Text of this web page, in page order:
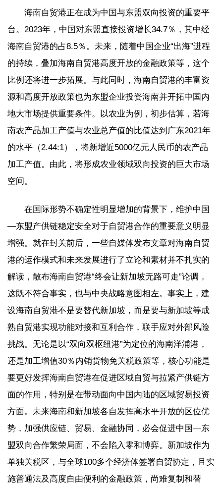
海南自贸港正在成为中国与东盟双向投资的重要平
台。2023年，中国对东盟直接投资增长34.7％，其中经
海南自贸港的占8.5％。未来，随着中国企业“出海”进程
的持续，叠加海南自贸港高度开放的金融政策等，这个
比例还将进一步拓展。与此同时，海南自贸港的丰富资
源和高度开放政策也为东盟企业投资海南并开拓中国内
地大市场提供重要条件。以农业为例，初步估算，若海
南农产品加工产值与农业总产值的比值达到广东2021年
的水平（2.44:1），将新增近5000亿元人民币的农产品
加工产值。由此，将形成农业领域双向投资的巨大市场
空间。
在国际形势不确定性明显增加的背景下，维护中国
—东盟产供链稳定安全对于自贸港合作的重要意义明显
增强。就在封关前后，一些自媒体发布文章对海南自贸
港的运作模式和未来发展进行了立论和素材并不扎实的
解读，散布海南自贸港“终会让新加坡无路可走”论调，
这既不符合事实，也与中央战略意图相左。事实上，建
设海南自贸港不是要替代新加坡，而是要与新加坡等成
熟自贸港实现功能对接和互利合作，联手应对外部风险
挑战。无论是以“双向双枢纽港”为定位的海南洋浦港，
还是加工增值30％内销货物免关税政策等，核心功能是
要更好发挥海南自贸港在促进区域自贸与拉紧产供链方
面的作用，特别是在带动面向中国内陆的区域贸易投资
方面。未来海南和新加坡各自发挥高水平开放的区位优
势，加强供应链、贸易、金融协同，必会促进中国—东
盟双向合作繁荣局面，不会陷入零和博弈。新加坡作为
单独关税区，与全球100多个经济体签署自贸协定，且实
施普通法及高度自由便利的金融政策，尚难复制和替